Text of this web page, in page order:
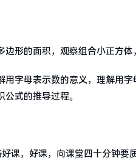
形的面积，观察组合小正方体
用字母表示数的意义，理解用
式的推导过程。
课，好课，向课堂四十分钟要质